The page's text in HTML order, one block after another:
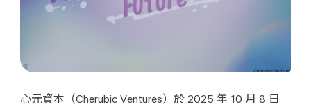
心元資本（Cherubic Ventures）於 2025 年 10 月 8 日